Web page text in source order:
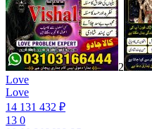
2
Love
Love
14 131 432 ₽
13 0